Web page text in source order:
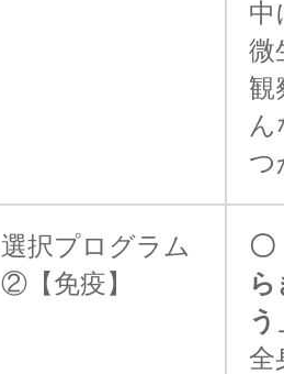
中
微
観
ん
つ
選択プログラム
②【免疫】
〇
う
全